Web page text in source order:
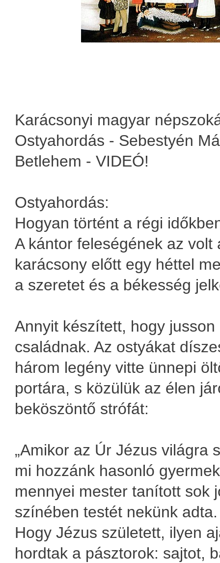
Karácsonyi magyar
Ostyahordás - Sebestyén
Betlehem - VIDEÓ!
Ostyahordás:
Hogyan történt a régi
A kántor feleségének az volt
karácsony előtt egy héttel
a szeretet és a békesség
Annyit készített, hogy
családnak. Az ostyákat
három legény vitte ünnepi
portára, s közülük az élen
beköszöntő strófát:
„Amikor az Úr Jézus világra
mi hozzánk hasonló
mennyei mester tanított sok
színében testét nekünk adta.
Hogy Jézus született, ilyen
hordtak a pásztorok: sajtot,